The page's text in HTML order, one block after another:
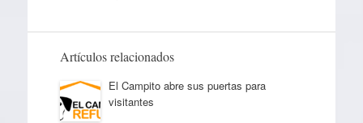
Artículos relacionados
El Campito abre sus puertas para
visitantes